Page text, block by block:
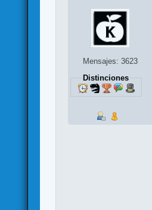
Mensajes: 3623
Distinciones